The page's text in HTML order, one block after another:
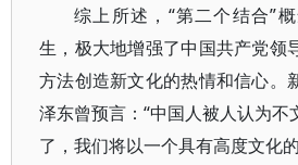
综上所述，“第二个结合”
生，极大地增强了中国共产党领
方法创造新文化的热情和信心。
泽东曾预言：“中国人被人认为
了，我们将以一个具有高度文化